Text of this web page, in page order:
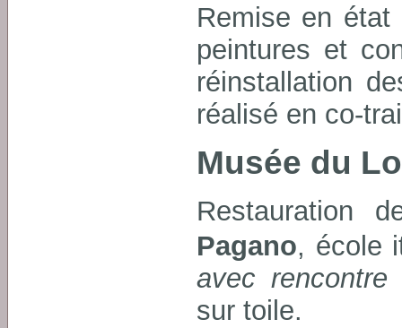
Remise en
peintures et
réinstallation
réalisé en co-
Musée du
Restauration
Pagano, école
avec
sur toile.